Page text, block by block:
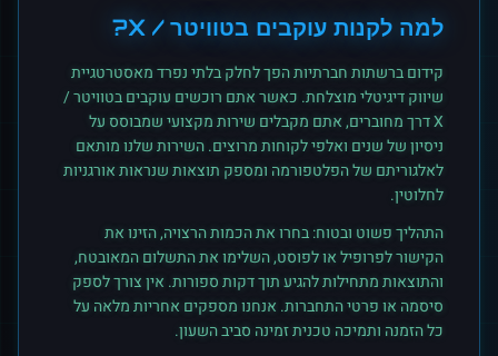
למה לקנות עוקבים בטוויטר / X ?
קידום ברשתות חברתיות הפך לחלק בלתי נפרד מאסטרטגיית
שיווק דיגיטלי מוצלחת. כאשר אתם רוכשים עוקביםבטוויטר /
Xדרך מחוברים, אתם מקבלים שירות מקצועי שמבוסס על
ניסיון של שנים ואלפי לקוחות מרוצים. השירות שלנו מותאם
לאלגוריתם של הפלטפורמה ומספק תוצאות שנראות אורגניות
לחלוטין.
התהליך פשוט ובטוח: בחרו את הכמות הרצויה, הזינו את
הקישור לפרופיל או לפוסט, השלימו את התשלום המאובטח,
והתוצאות מתחילות להגיע תוך דקות ספורות. אין צורך לספק
סיסמה או פרטי התחברות. אנחנו מספקים אחריות מלאה על
כל הזמנה ותמיכה טכנית זמינה סביב השעון.